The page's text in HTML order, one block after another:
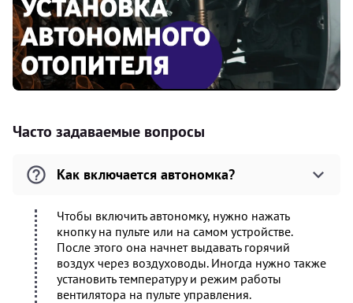
Часто задаваемые вопросы
Как включается автономка?
Чтобы включить автономку, нужно нажать
кнопку на пульте или на самом устройстве.
После этого она начнет выдавать горячий
воздух через воздуховоды. Иногда нужно также
установить температуру и режим работы
вентилятора на пульте управления.